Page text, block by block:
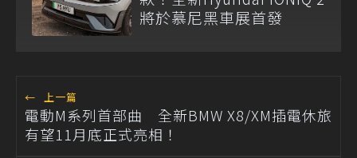
將於慕尼黑車展首發
← 上一篇
電動M系列首部曲 全新BMW X8/XM插電休旅
有望11月底正式亮相！